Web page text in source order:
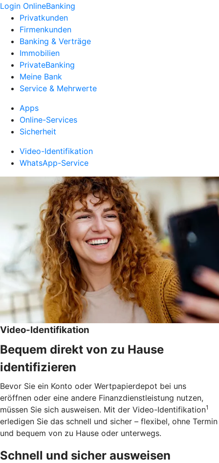
Login OnlineBanking
Privatkunden
Firmenkunden
Banking & Verträge
Immobilien
PrivateBanking
Meine Bank
Service & Mehrwerte
Apps
Online-Services
Sicherheit
Video-Identifikation
WhatsApp-Service
Video-Identifikation
Bequem direkt von zu Hause
identifizieren
Bevor Sie ein Konto oder Wertpapierdepot bei uns
eröffnen oder eine andere Finanzdienstleistung nutzen,
müssen Sie sich ausweisen. Mit der Video-Identifikation1
erledigen Sie das schnell und sicher – flexibel, ohne Termin
und bequem von zu Hause oder unterwegs.
Schnell und sicher ausweisen